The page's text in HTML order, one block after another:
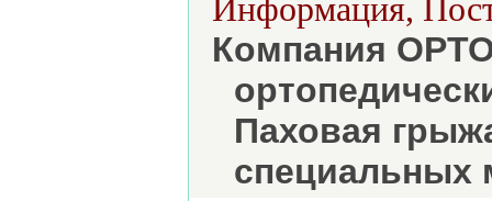
Информация,
Компания
Паховая
специальных